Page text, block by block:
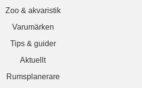
Zoo & akvaristik
Varumärken
Tips & guider
Aktuellt
Rumsplanerare